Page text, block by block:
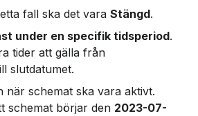
fall ska det vara Stängd.
under en specifik tidsperiod.
tider att gälla från
slutdatumet.
när schemat ska vara aktivt.
schemat börjar den 2023-07-